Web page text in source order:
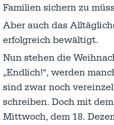
Familien sichern zu
Aber auch das
erfolgreich bewältigt.
Nun stehen die
„Endlich!“, werden
sind zwar noch
schreiben. Doch mit
Mittwoch, dem 18.